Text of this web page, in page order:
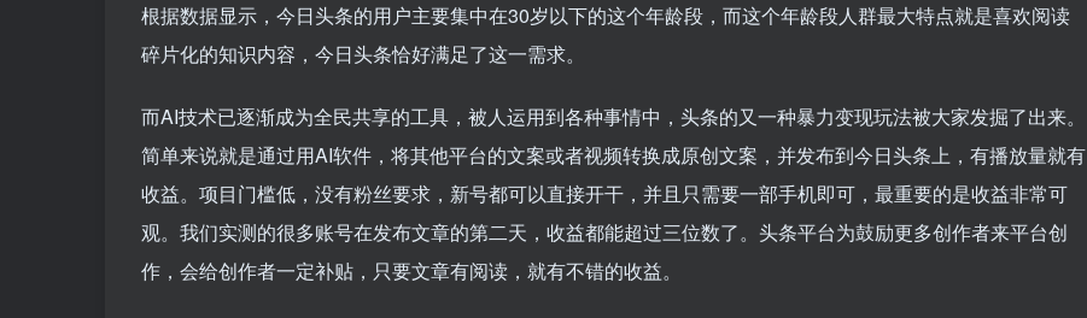
根据数据显示，今日头条的用户主要集中在30岁以下的这个年龄段，而这个年龄段人群最大特点就是喜欢阅读
碎片化的知识内容，今日头条恰好满足了这一需求。
而AI技术已逐渐成为全民共享的工具，被人运用到各种事情中，头条的又一种暴力变现玩法被大家发掘了出来。
简单来说就是通过用AI软件，将其他平台的文案或者视频转换成原创文案，并发布到今日头条上，有播放量就有
收益。项目门槛低，没有粉丝要求，新号都可以直接开干，并且只需要一部手机即可，最重要的是收益非常可
观。我们实测的很多账号在发布文章的第二天，收益都能超过三位数了。头条平台为鼓励更多创作者来平台创
作，会给创作者一定补贴，只要文章有阅读，就有不错的收益。